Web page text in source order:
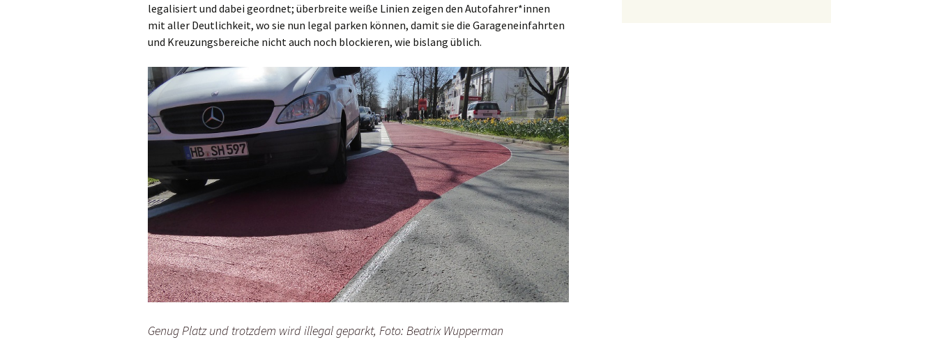
legalisiert und dabei geordnet; überbreite weiße Linien zeigen den Autofahrer*innen
mit aller Deutlichkeit, wo sie nun legal parken können, damit sie die Garageneinfahrten
und Kreuzungsbereiche nicht auch noch blockieren, wie bislang üblich.
Genug Platz und trotzdem wird illegal geparkt, Foto: Beatrix Wupperman